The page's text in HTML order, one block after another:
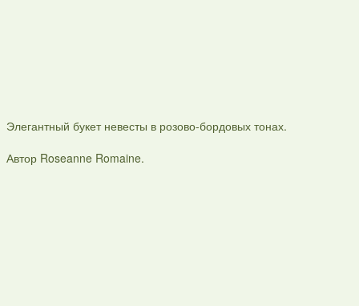
Элегантный букет невесты в розово-бордовых тонах.
Автор Roseanne Romaine.